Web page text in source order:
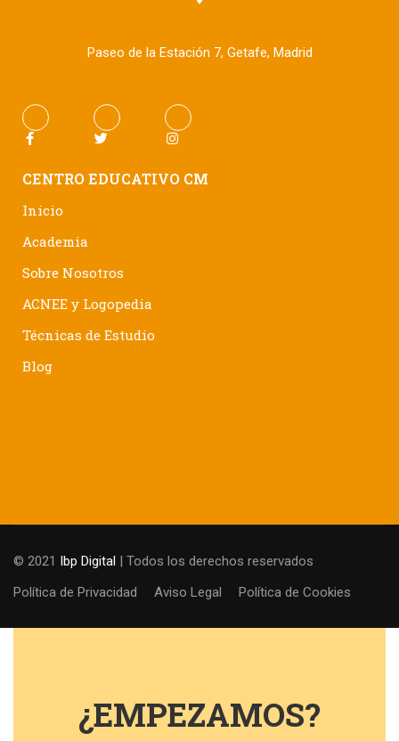
Paseo de la Estación 7, Getafe, Madrid
CENTRO EDUCATIVO CM
Inicio
Academia
Sobre Nosotros
ACNEE y Logopedia
Técnicas de Estudio
Blog
© 2021 Ibp Digital | Todos los derechos reservados
Política de Privacidad
Aviso Legal Política de Cookies
¿EMPEZAMOS?